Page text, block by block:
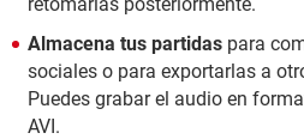
Almacena tus partidas para
sociales o para exportarlas a
Puedes grabar el audio en
AVI.